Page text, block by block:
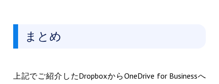
まとめ
上記でご紹介したDropboxからOneDrive for Businessへ